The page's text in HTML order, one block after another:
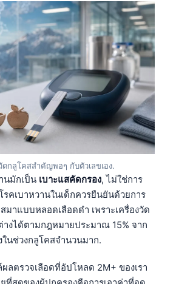
ดกลูโคสสำคัญพอๆ กับตัวเลขเอง.
นมักเป็น เบาะแสคัดกรอง, ไม่ใช่การ
คเบาหวานในเด็กควรยืนยันด้วยการ
มาแบบหลอดเลือดดำ เพราะเครื่องวัด
งได้ตามกฎหมายประมาณ 15% จาก
นช่วงกลูโคสจำนวนมาก.
ลตรวจเลือดที่อัปโหลด 2M+ ของเรา